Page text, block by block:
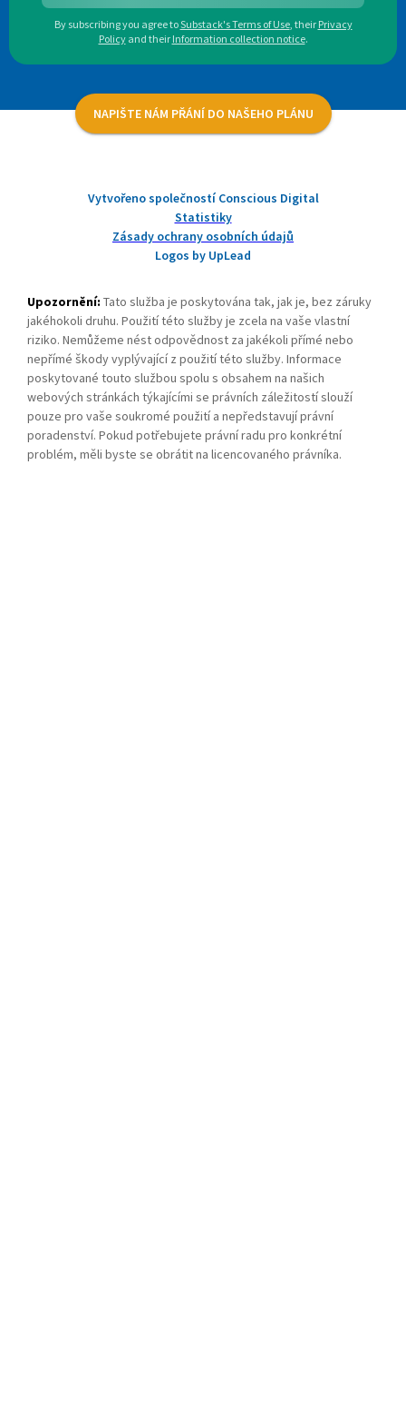
By subscribing you agree toSubstack's Terms of Use, their Privacy
Policy and their Information collection notice.
NAPIŠTE NÁM PŘÁNÍ DO NAŠEHO PLÁNU
Vytvořeno společností Conscious Digital
Statistiky
Zásady ochrany osobních údajů
Logos by UpLead
Upozornění: Tato služba je poskytována tak, jak je, bez záruky
jakéhokoli druhu. Použití této služby je zcela na vaše vlastní
riziko. Nemůžeme nést odpovědnost za jakékoli přímé nebo
nepřímé škody vyplývající z použití této služby. Informace
poskytované touto službou spolu s obsahem na našich
webových stránkách týkajícími se právních záležitostí slouží
pouze pro vaše soukromé použití a nepředstavují právní
poradenství. Pokud potřebujete právní radu pro konkrétní
problém, měli byste se obrátit na licencovaného právníka.